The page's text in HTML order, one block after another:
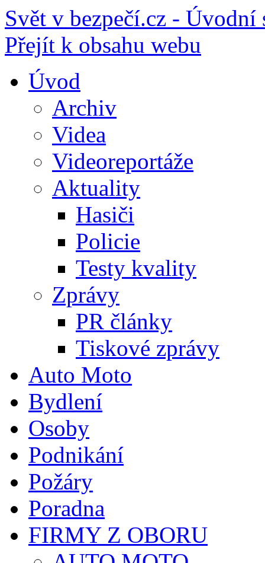
Svět v bezpečí.cz - Úvodní
Přejít k obsahu webu
Úvod
Archiv
Videa
Videoreportáže
Aktuality
Hasiči
Policie
Testy kvality
Zprávy
PR články
Tiskové zprávy
Auto Moto
Bydlení
Osoby
Podnikání
Požáry
Poradna
FIRMY Z OBORU